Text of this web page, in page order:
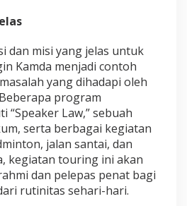
dan misi yang jelas untuk
Kamda menjadi contoh
yang dihadapi oleh
program
“Speaker Law,” sebuah
serta berbagai kegiatan
jalan santai, dan
kegiatan touring ini akan
dan pelepas penat bagi
rutinitas sehari-hari.